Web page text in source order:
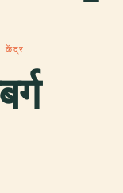
केंद्र